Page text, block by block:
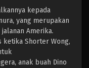
kepada
yang merupakan
Amerika.
ketika Shorter Wong,
anak buah Dino